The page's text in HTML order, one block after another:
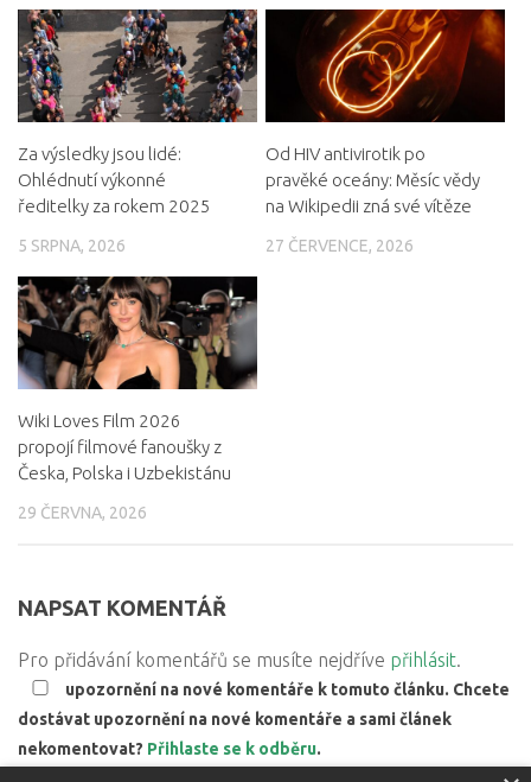
Za výsledky jsou lidé:
Ohlédnutí výkonné
ředitelky za rokem 2025
5 SRPNA, 2026
Od HIV antivirotik po
pravěké oceány: Měsíc vědy
na Wikipedii zná své vítěze
27 ČERVENCE, 2026
Wiki Loves Film 2026
propojí filmové fanoušky z
Česka, Polska i Uzbekistánu
29 ČERVNA, 2026
NAPSAT KOMENTÁŘ
Pro přidávání komentářů se musíte nejdříve přihlásit.
upozornění na nové komentáře k tomuto článku. Chcete
dostávat upozornění na nové komentáře a sami článek
nekomentovat? Přihlaste se k odběru.